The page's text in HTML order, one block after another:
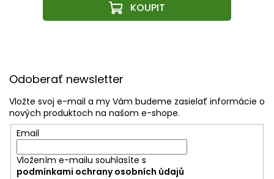
Odoberať newsletter
Vložte svoj e-mail a my Vám budeme zasielať informácie o
nových produktoch na našom e-shope.
Email
Vložením e-mailu souhlasíte s
podmínkami ochrany osobních údajů